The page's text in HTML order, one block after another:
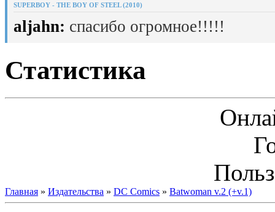
SUPERBOY - THE BOY OF STEEL (2010)
aljahn: спасибо огромное!!!!!
Статистика
Главная » Издательства » DC Comics » Batwoman v.2 (+v.1)